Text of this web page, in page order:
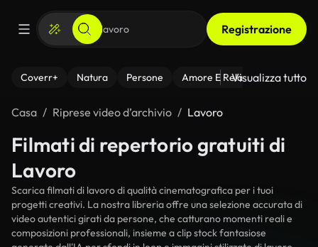
Registrazione
Coverr+ Natura Persone Amore E Relazioni Il
Visualizza tutto
Casa Riprese video d’archivio Lavoro
Filmati di repertorio gratuiti di
Lavoro
Scarica filmati di lavoro di qualità cinematografica per i tuoi
progetti creativi. La nostra libreria offre una selezione accurata di
video autentici girati da persone, che catturano momenti reali e
composizioni professionali, insieme a clip stock fantasiose